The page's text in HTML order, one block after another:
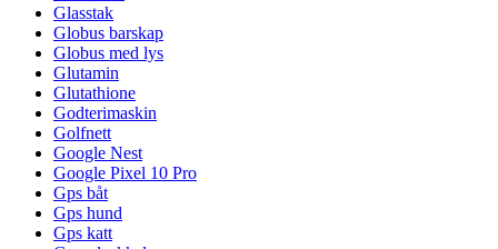
Glasstak
Globus barskap
Globus med lys
Glutamin
Glutathione
Godterimaskin
Golfnett
Google Nest
Google Pixel 10 Pro
Gps båt
Gps hund
Gps katt